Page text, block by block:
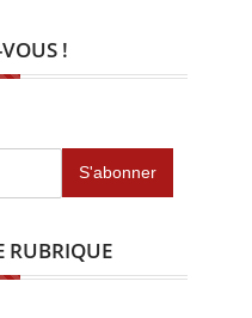
!
RUBRIQUE